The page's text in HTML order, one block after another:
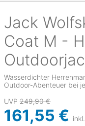
Jack
Coat M -
Wasserdichter
Outdoor-Abenteuer bei
UVP 249,90 €
161,55 €